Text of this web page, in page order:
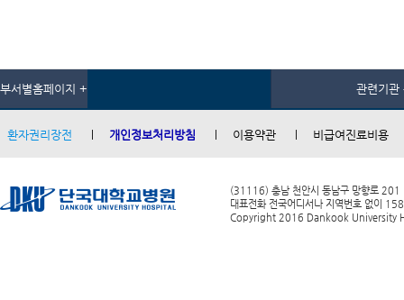
부서별홈페이지 + 관련기관
환자권리장전 개인정보처리방침 이용약관 비급여진료비용
(31116) 충남 천안시 동남구 망향로 201
대표전화 전국어디서나 지역번호 없이
Copyright 2016 Dankook University